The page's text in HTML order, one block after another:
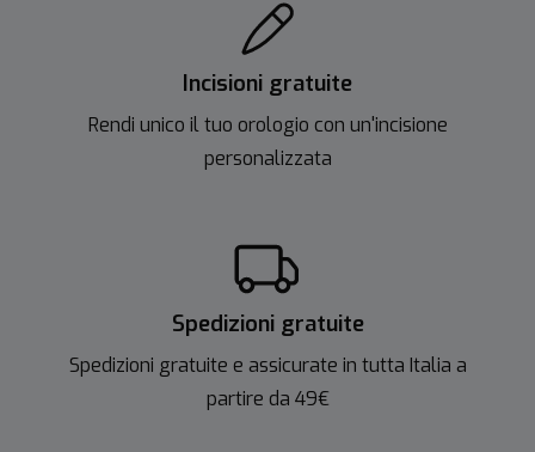
Incisioni gratuite
Rendi unico il tuo orologio con un'incisione
personalizzata
Spedizioni gratuite
Spedizioni gratuite e assicurate in tutta Italia a
partire da 49€